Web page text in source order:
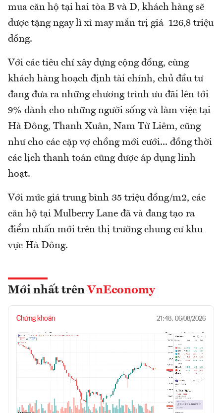
mua căn hộ tại hai tòa B và D, khách hàng sẽ
được tặng ngay lì xì may mắn trị giá 126,8 triệu
đồng.
Với các tiêu chí xây dựng cộng đồng, cùng
khách hàng hoạch định tài chính, chủ đầu tư
đang đưa ra những chương trình ưu đãi lên tới
9% dành cho những người sống và làm việc tại
Hà Đông, Thanh Xuân, Nam Từ Liêm, cũng
như cho các cặp vợ chồng mới cưới... đồng thời
các lịch thanh toán cũng được áp dụng linh
hoạt.
Với mức giá trung bình 35 triệu đồng/m2, các
căn hộ tại Mulberry Lane đã và đang tạo ra
điểm nhấn mới trên thị trường chung cư khu
vực Hà Đông.
Mới nhất trên VnEconomy
Chứng khoán 21:48, 06/08/2026